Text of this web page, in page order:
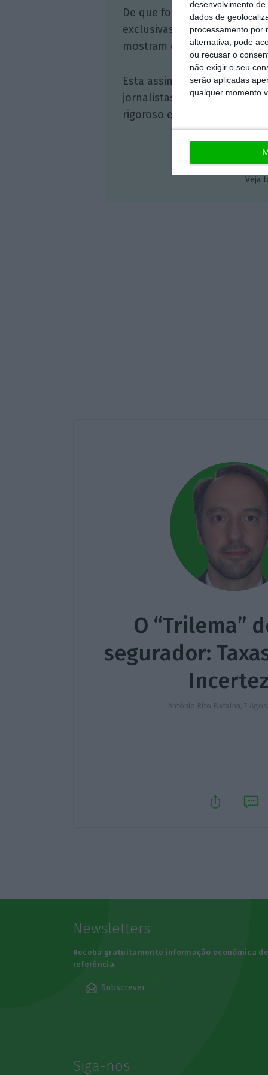
desenvolvimento de
dados de
processamento por
alternativa, pode
ou recusar o
não exigir o seu
serão aplicadas
qualquer momento
De que forma? Assine o
exclusivas, à opinião que
mostram o outro lado da
Esta assinatura é uma
jornalistas. A nossa
rigoroso e credível.
Veja
O “Trilema”
segurador:
António Rito Batalha,7
Newsletters
Receba gratuitamente informação económica de
referência
Subscrever
Siga-nos